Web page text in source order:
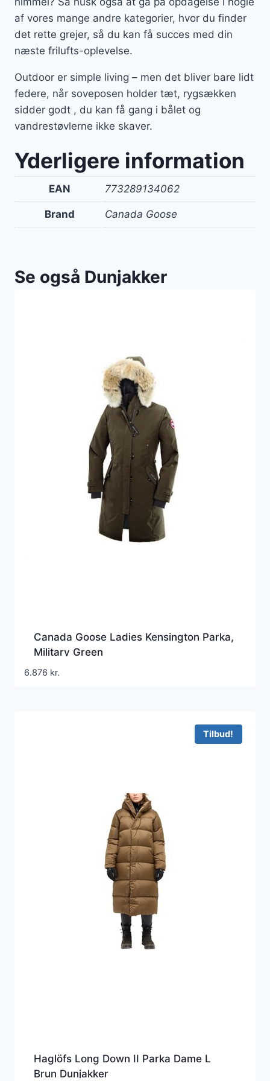
af vores mange andre kategorier, hvor du finder
det rette grejer, så du kan få succes med din
næste frilufts-oplevelse.
Outdoor er simple living – men det bliver bare lidt
federe, når soveposen holder tæt, rygsækken
sidder godt , du kan få gang i bålet og
vandrestøvlerne ikke skaver.
Yderligere information
EAN 773289134062
Brand Canada Goose
Se også Dunjakker
Canada Goose Ladies Kensington Parka,
Military Green
6.876 kr.
Tilbud!
Haglöfs Long Down II Parka Dame L
Brun Dunjakker